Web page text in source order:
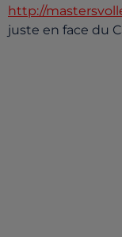
http://
juste en face du